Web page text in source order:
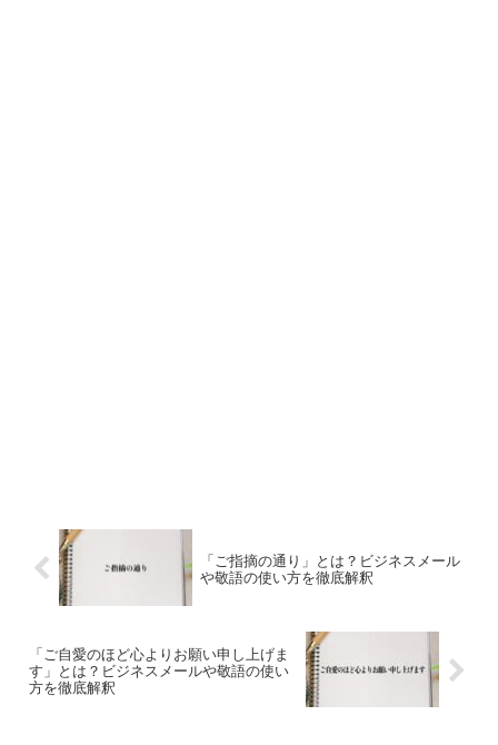
「ご指摘の通り」とは？ビジネスメール
や敬語の使い方を徹底解釈
「ご自愛のほど心よりお願い申し上げま
す」とは？ビジネスメールや敬語の使い
方を徹底解釈